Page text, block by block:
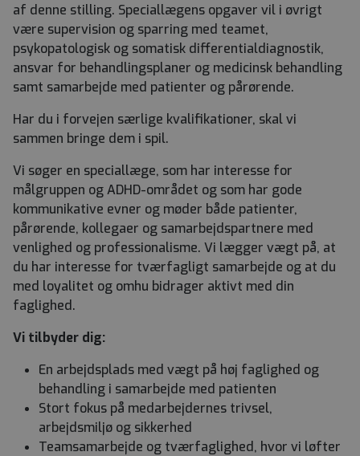
af denne stilling. Speciallægens opgaver vil i øvrigt
være supervision og sparring med teamet,
psykopatologisk og somatisk differentialdiagnostik,
ansvar for behandlingsplaner og medicinsk behandling
samt samarbejde med patienter og pårørende.
Har du i forvejen særlige kvalifikationer, skal vi
sammen bringe dem i spil.
Vi søger en speciallæge, som har interesse for
målgruppen og ADHD-området og som har gode
kommunikative evner og møder både patienter,
pårørende, kollegaer og samarbejdspartnere med
venlighed og professionalisme. Vi lægger vægt på, at
du har interesse for tværfagligt samarbejde og at du
med loyalitet og omhu bidrager aktivt med din
faglighed.
Vi tilbyder dig:
En arbejdsplads med vægt på høj faglighed og
behandling i samarbejde med patienten
Stort fokus på medarbejdernes trivsel,
arbejdsmiljø og sikkerhed
Teamsamarbejde og tværfaglighed, hvor vi løfter